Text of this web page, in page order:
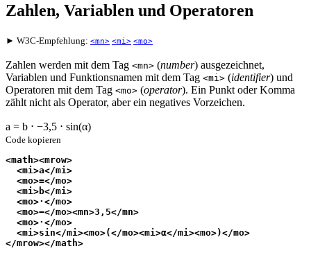
Zahlen, Variablen und Operatoren
► W3C-Empfehlung: <mn> <mi> <mo>
Zahlen werden mit dem Tag <mn> (number) ausgezeichnet,
Variablen und Funktionsnamen mit dem Tag <mi> (identifier) und
Operatoren mit dem Tag <mo> (operator). Ein Punkt oder Komma
zählt nicht als Operator, aber ein negatives Vorzeichen.
a = b ⋅ −3,5 ⋅ sin(α)
Code kopieren
<math><mrow>
  <mi>a</mi>
  <mo>=</mo>
  <mi>b</mi>
  <mo>⋅</mo>
  <mo>−</mo><mn>3,5</mn>
  <mo>⋅</mo>
  <mi>sin</mi><mo>(</mo><mi>α</mi><mo>)</mo>
</mrow></math>